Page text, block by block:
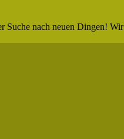
nach neuen Dingen!